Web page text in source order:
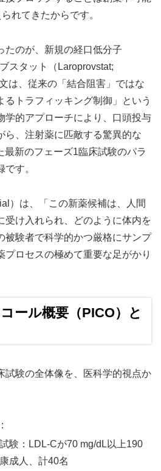
れてきたからです。
たのが、新規の経口低分子
スタット（Laroprovstat;
は、従来の「結合阻害」ではな
るトラフィッキング制御」という
学的アプローチにより、口頭投与
ら、注射薬に匹敵する驚異的な
最新のフェーズ1臨床試験のパラ
す。
）は、「この新薬候補は、人間
受け入れられ、どのように体内を
被験者で科学的かつ厳格にサンプ
プロセスの極めて重要な足がかり
ール概要（PICO）と
試験の全体像を、医科学的視点か
:
験：LDL-Cが70 mg/dL以上190
成人、計40名